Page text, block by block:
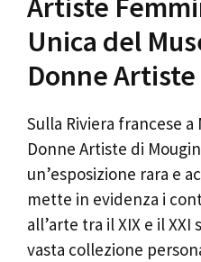
Artiste
Unica del
Donne
Sulla Riviera francese
Donne Artiste di
un’esposizione rara e
mette in evidenza i
all’arte tra il XIX e il
vasta collezione